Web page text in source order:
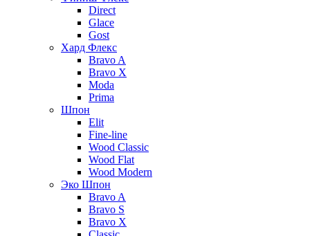
Direct
Glace
Gost
Хард Флекс
Bravo A
Bravo X
Moda
Prima
Шпон
Elit
Fine-line
Wood Classic
Wood Flat
Wood Modern
Эко Шпон
Bravo A
Bravo S
Bravo X